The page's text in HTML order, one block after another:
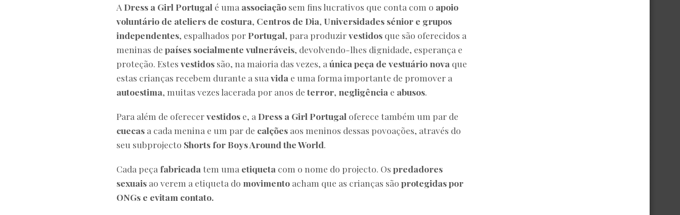
A Dress a Girl Portugal é uma associação sem fins lucrativos que conta com o apoio
voluntário de ateliers de costura, Centros de Dia, Universidades sénior e grupos
independentes, espalhados por Portugal, para produzirvestidos que são oferecidos a
meninas de países socialmente vulneráveis, devolvendo-lhes dignidade, esperança e
proteção. Estes vestidos são, na maioria das vezes, a única peça de vestuário nova que
estas crianças recebem durante a sua vida e uma forma importante de promover a
autoestima, muitas vezes lacerada por anos deterror, negligência e abusos.
Para além de oferecervestidos e, a Dress a Girl Portugal oferece também um par de
cuecas a cada menina e um par de calções aos meninos dessas povoações, através do
seu subprojecto Shorts for Boys Around the World.
Cada peça fabricada tem uma etiqueta com o nome do projecto. Os predadores
sexuais ao verem a etiqueta do movimento acham que as crianças são protegidas por
ONGs e evitam contato.